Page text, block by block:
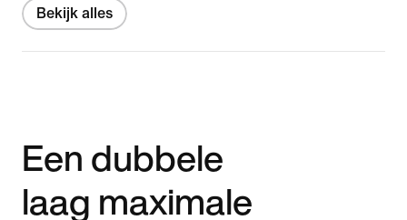
Bekijk alles
Een dubbele
laag maximale